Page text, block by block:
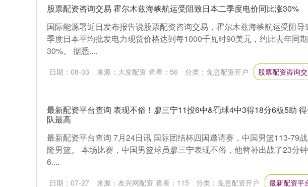
股票配资咨询交易 霍尔木兹海峡航运受阻致日本二季度电价同比涨30%
国际能源署近日发布报告说股票配资咨询交易，霍尔木兹海峡航运受阻导
季度日本平均批发电力现货价格达到每1000千瓦时90美元，约比去年同
30%。 据悉....
日期：08-03 来源：大发配资 查看： 56 分类： 免息配资开户 股票配资咨询
最新配资平台查询 表现不俗！廖三宁11投6中&罚球4中3得18分6板5助
队最高
最新配资平台查询 7月24日讯 国际团结杯四国邀请赛，中国男篮113-79
隆男篮。 本场比赛，中国男篮球员廖三宁表现不俗，他替补出战了23分
6....
日期：07-27 来源：友兴网配资 查看： 115 分类： 免息配资开户 最新配资平